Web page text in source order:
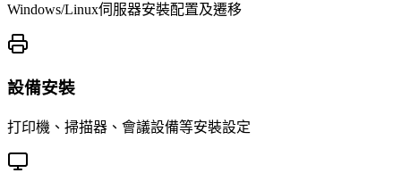
Windows/Linux伺服器安裝配置及遷移
設備安裝
打印機、掃描器、會議設備等安裝設定